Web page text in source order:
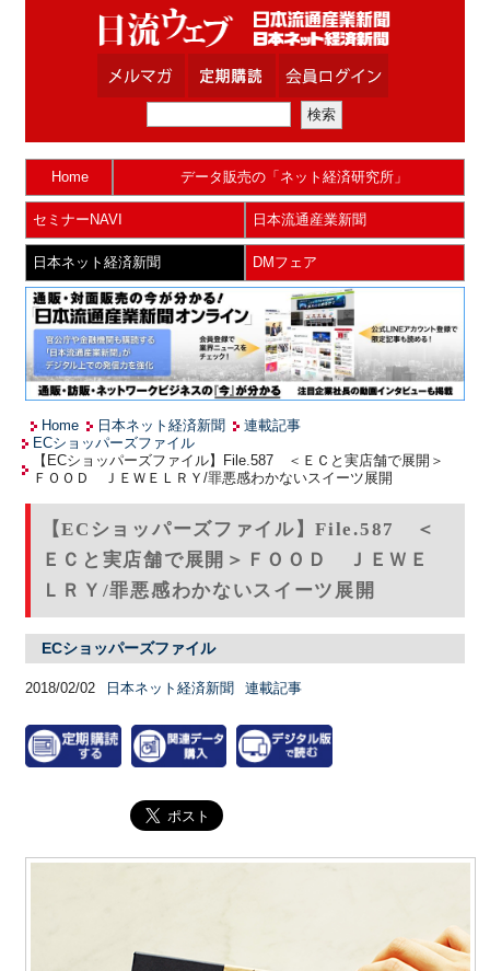
Home データ販売の「ネット経済研究所」
セミナーNAVI 日本流通産業新聞
日本ネット経済新聞 DMフェア
Home 日本ネット経済新聞
連載記事
ECショッパーズファイル
【ECショッパーズファイル】File.587 ＜ＥＣと実店舗で展開＞
ＦＯＯＤ ＪＥＷＥＬＲＹ/罪悪感わかないスイーツ展開
【ECショッパーズファイル】File.587 ＜
ＥＣと実店舗で展開＞ＦＯＯＤ ＪＥＷＥ
ＬＲＹ/罪悪感わかないスイーツ展開
ECショッパーズファイル
2018/02/02 日本ネット経済新聞 連載記事